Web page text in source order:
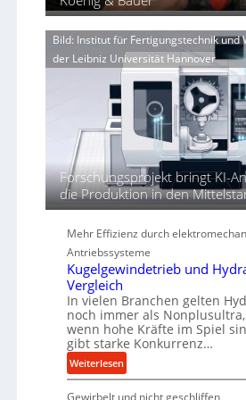
V
r
j
d
i
r
g
n
e
r
h
d
i
e
e
r
f
o
r
m
a
n
c
e
Bild: Institut für Fertigungstechnik und
der Leibniz Universität Hannover
Forschungsprojekt bringt KI-
die Produktion in den
Mehr Effizienz durch
Antriebssysteme
Kugelgewindetrieb und
Vergleich
In vielen Branchen gelten
noch immer als
wenn hohe Kräfte im Spiel
gibt starke Konkurrenz…
Weiterlesen:
K
u
Gewirbelt und nicht geschliffen